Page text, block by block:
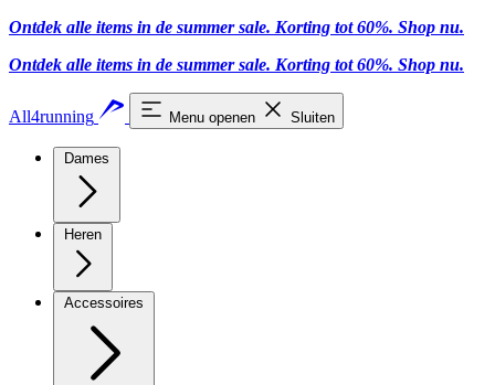
Ontdek alle items in de summer sale. Korting tot 60%. Shop nu.
Ontdek alle items in de summer sale. Korting tot 60%. Shop nu.
All4running Menu openen Sluiten
Dames
Heren
Accessoires